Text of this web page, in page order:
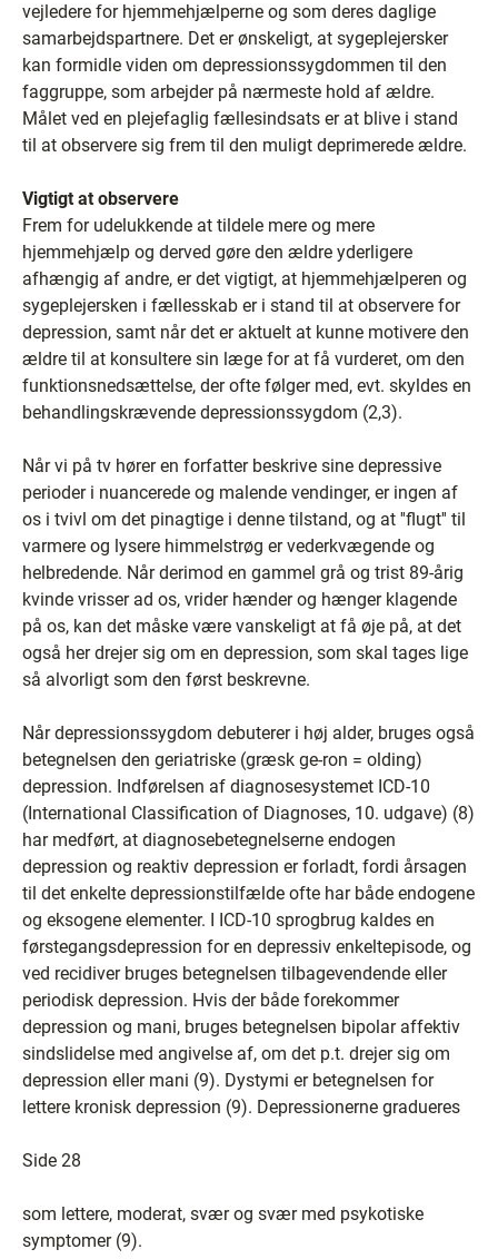
vejledere for hjemmehjælperne og som deres daglige
samarbejdspartnere. Det er ønskeligt, at sygeplejersker
kan formidle viden om depressionssygdommen til den
faggruppe, som arbejder på nærmeste hold af ældre.
Målet ved en plejefaglig fællesindsats er at blive i stand
til at observere sig frem til den muligt deprimerede ældre.
Vigtigt at observere
Frem for udelukkende at tildele mere og mere
hjemmehjælp og derved gøre den ældre yderligere
afhængig af andre, er det vigtigt, at hjemmehjælperen og
sygeplejersken i fællesskab er i stand til at observere for
depression, samt når det er aktuelt at kunne motivere den
ældre til at konsultere sin læge for at få vurderet, om den
funktionsnedsættelse, der ofte følger med, evt. skyldes en
behandlingskrævende depressionssygdom (2,3).
Når vi på tv hører en forfatter beskrive sine depressive
perioder i nuancerede og malende vendinger, er ingen af
os i tvivl om det pinagtige i denne tilstand, og at ''flugt'' til
varmere og lysere himmelstrøg er vederkvægende og
helbredende. Når derimod en gammel grå og trist 89-årig
kvinde vrisser ad os, vrider hænder og hænger klagende
på os, kan det måske være vanskeligt at få øje på, at det
også her drejer sig om en depression, som skal tages lige
så alvorligt som den først beskrevne.
Når depressionssygdom debuterer i høj alder, bruges også
betegnelsen den geriatriske (græsk ge-ron = olding)
depression. Indførelsen af diagnosesystemet ICD-10
(International Classification of Diagnoses, 10. udgave) (8)
har medført, at diagnosebetegnelserne endogen
depression og reaktiv depression er forladt, fordi årsagen
til det enkelte depressionstilfælde ofte har både endogene
og eksogene elementer. I ICD-10 sprogbrug kaldes en
førstegangsdepression for en depressiv enkeltepisode, og
ved recidiver bruges betegnelsen tilbagevendende eller
periodisk depression. Hvis der både forekommer
depression og mani, bruges betegnelsen bipolar affektiv
sindslidelse med angivelse af, om det p.t. drejer sig om
depression eller mani (9). Dystymi er betegnelsen for
lettere kronisk depression (9). Depressionerne gradueres
Side 28
som lettere, moderat, svær og svær med psykotiske
symptomer (9).